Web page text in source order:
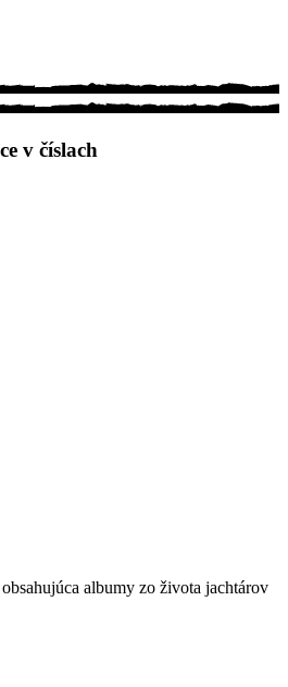
v číslach
albumy zo života jachtárov